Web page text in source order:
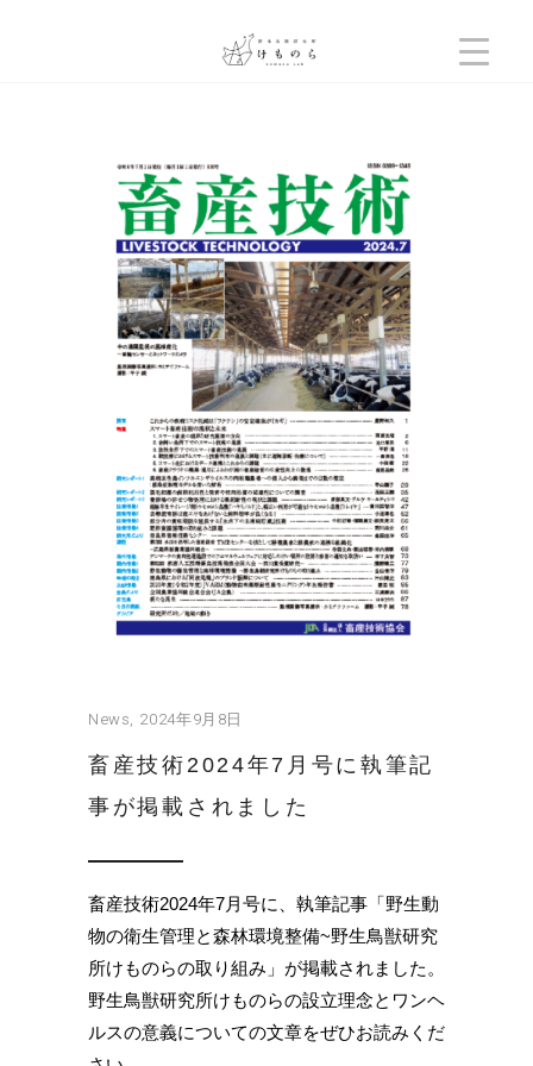
News 2024年9月8日
畜産技術2024年7月号に執筆記
事が掲載されました
畜産技術2024年7月号に、執筆記事「野生動
物の衛生管理と森林環境整備~野生鳥獣研究
所けものらの取り組み」が掲載されました。
野生鳥獣研究所けものらの設立理念とワンヘ
ルスの意義についての文章をぜひお読みくだ